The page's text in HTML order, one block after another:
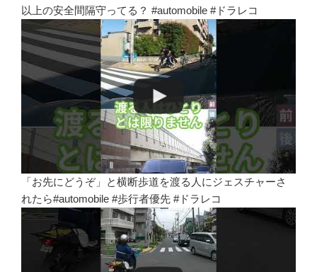
以上の安全間隔守ってる？ #automobile #ドラレコ
「お先にどうぞ」と横断歩道を渡る人にジェスチャーさ
れたら#automobile #歩行者優先 #ドラレコ